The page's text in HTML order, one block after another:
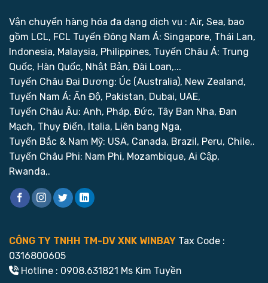
Vận chuyển hàng hóa đa dạng dịch vụ : Air, Sea, bao
gồm LCL, FCL Tuyến Đông Nam Á: Singapore, Thái Lan,
Indonesia, Malaysia, Philippines, Tuyến Châu Á: Trung
Quốc, Hàn Quốc, Nhật Bản, Đài Loan,...
Tuyến Châu Đại Dương: Úc (Australia), New Zealand,
Tuyến Nam Á: Ấn Độ, Pakistan, Dubai, UAE,
Tuyến Châu Âu: Anh, Pháp, Đức, Tây Ban Nha, Đan
Mạch, Thụy Điển, Italia, Liên bang Nga,
Tuyến Bắc & Nam Mỹ: USA, Canada, Brazil, Peru, Chile,.
Tuyến Châu Phi: Nam Phi, Mozambique, Ai Cập,
Rwanda,.
CÔNG TY TNHH TM-DV XNK WINBAY Tax Code :
0316800605
Hotline : 0908.631821 Ms Kim Tuyền